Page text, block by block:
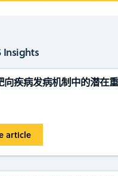
Insights
向疾病发病机制中的潜在
article